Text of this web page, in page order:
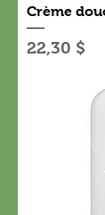
Crème
Prix
22,30 $